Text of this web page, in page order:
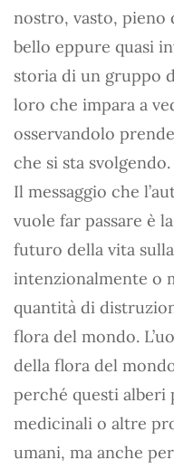
nostro, vasto, pieno
bello eppure quasi
storia di un gruppo
loro che impara a
osservandolo
che si sta svolgendo.
Il messaggio che
vuole far passare è
futuro della vita
intenzionalmente o
quantità di
flora del mondo.
della flora del
perché questi alberi
medicinali o altre
umani, ma anche